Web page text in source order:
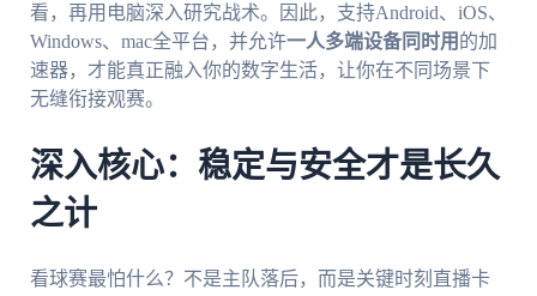
看，再用电脑深入研究战术。因此，支持Android、iOS、
Windows、mac全平台，并允许一人多端设备同时用 的加
速器，才能真正融入你的数字生活，让你在不同场景下
无缝衔接观赛。
深入核心：稳定与安全才是长久
之计
看球赛最怕什么？不是主队落后，而是关键时刻直播卡